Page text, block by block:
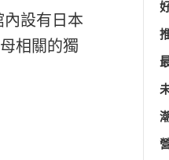
內設有日本
相關的獨